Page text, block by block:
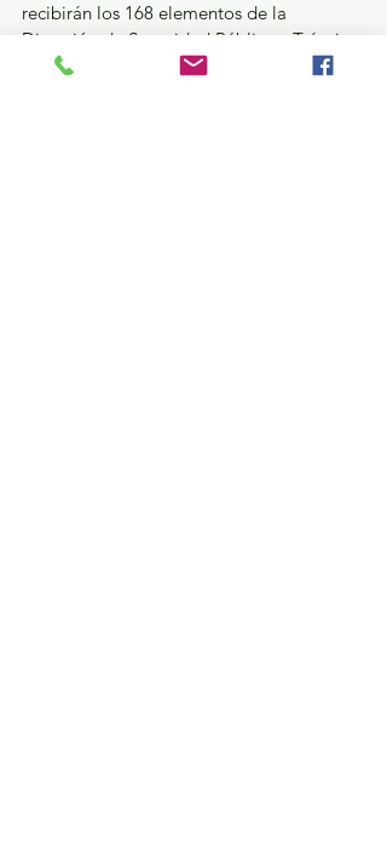
recibirán los 168 elementos de la
Dirección de Seguridad Pública y Tránsito
del municipio del 30 por ciento directo a